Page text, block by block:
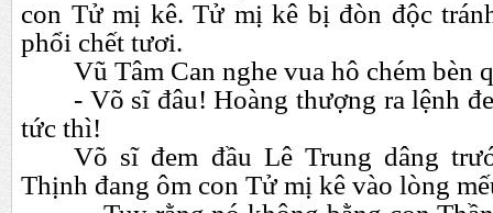
con Tử mị kê. Tử mị kê bị đòn độc
phổi chết tươi.
Vũ Tâm Can nghe vua hô chém bèn
- Võ sĩ đâu! Hoàng thượng ra lệnh
tức thì!
Võ sĩ đem đầu Lê Trung dâng
Thịnh đang ôm con Tử mị kê vào lòng